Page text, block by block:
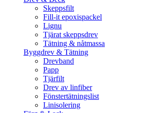
Skeppsfilt
Fill-it epoxispackel
Lignu
Tjärat skeppsdrev
Tätning & nåtmassa
Byggdrev & Tätning
Drevband
Papp
Tjärfilt
Drev av linfiber
Fönstertätningslist
Linisolering